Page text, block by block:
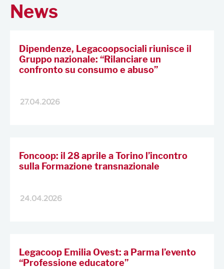
News
Dipendenze, Legacoopsociali riunisce il
Gruppo nazionale: “Rilanciare un
confronto su consumo e abuso”
27.04.2026
Foncoop: il 28 aprile a Torino l’incontro
sulla Formazione transnazionale
24.04.2026
Legacoop Emilia Ovest: a Parma l’evento
“Professione educatore”